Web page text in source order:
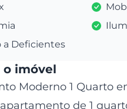
a Deficientes
o imóvel
Moderno 1 Quarto
de 1